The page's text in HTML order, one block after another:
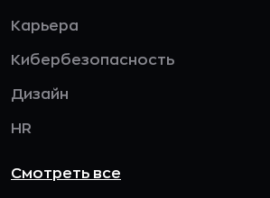
Карьера
Кибербезопасность
Дизайн
HR
Смотреть все